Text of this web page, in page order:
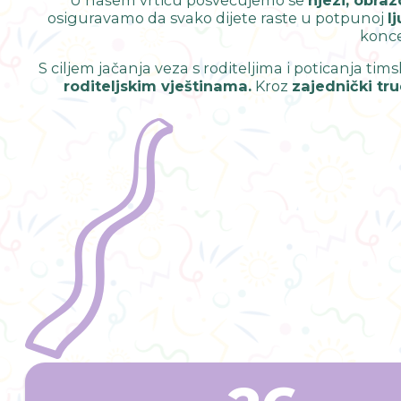
osiguravamo da svako dijete raste u potpunoj
S ciljem jačanja veza s roditeljima i poticanja
roditeljskim vještinama. Kroz zajednički